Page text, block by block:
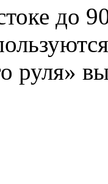
до
руля»